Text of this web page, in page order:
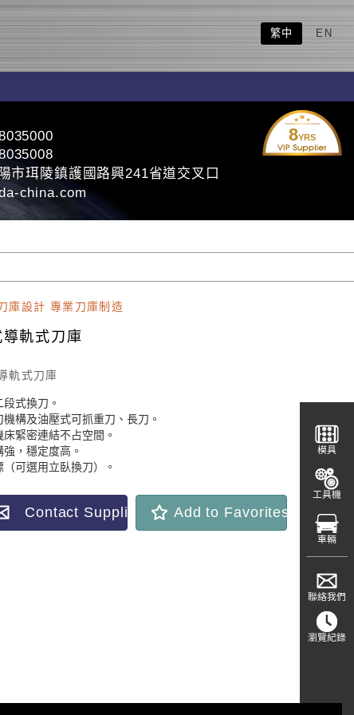
繁中 EN
8YRS
市珥陵鎮護國路興241省道交叉口
china.com
庫設計 專業刀庫制造
導軌式刀庫
軌式刀庫
段式換刀。
機構及油壓式可抓重刀、長刀。
床緊密連結不占空間。
強，穩定度高。
（可選用立臥換刀）。
Contact Supplier Add to Favorites
模具
工具機
車輛
聯絡我們
瀏覽紀錄